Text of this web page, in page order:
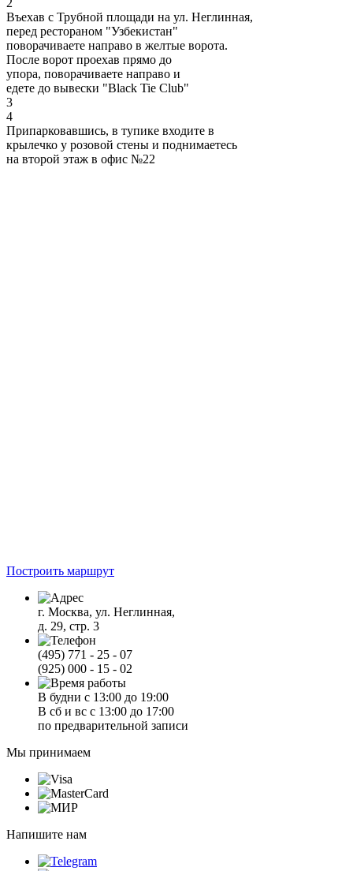
Въехав с Трубной площади на ул. Неглинная,
перед рестораном "Узбекистан"
поворачиваете направо в желтые ворота.
После ворот проехав прямо до
упора, поворачиваете направо и
едете до вывески "Black Tie Club"
3
4
Припарковавшись, в тупике входите в
крылечко у розовой стены и поднимаетесь
на второй этаж в офис №22
Построить маршрут
г. Москва, ул. Неглинная,
д. 29, стр. 3
(495) 771 - 25 - 07
(925) 000 - 15 - 02
В будни с 13:00 до 19:00
В сб и вс с 13:00 до 17:00
по предварительной записи
Мы принимаем
Напишите нам